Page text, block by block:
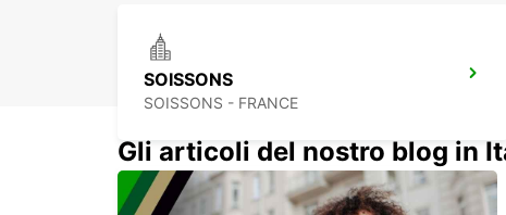
SOISSONS
SOISSONS - FRANCE
Gli articoli del nostro blog in